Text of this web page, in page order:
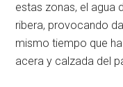
estas zonas, el agua
ribera, provocando
mismo tiempo que
acera y calzada del